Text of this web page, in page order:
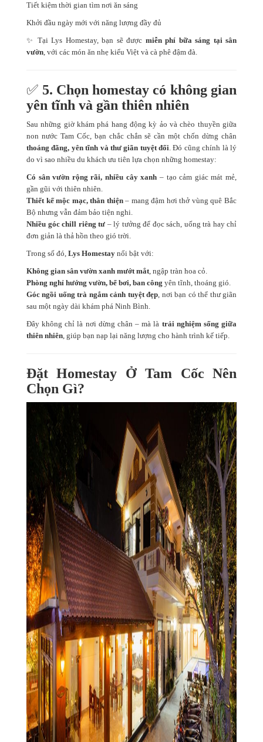
Tiết kiệm thời gian tìm nơi ăn sáng
Khởi đầu ngày mới với năng lượng đầy đủ
✨ Tại Lys Homestay, bạn sẽ được miễn phí bữa sáng tại sân
vườn, với các món ăn nhẹ kiểu Việt và cà phê đậm đà.
✅ 5. Chọn homestay có không gian
yên tĩnh và gần thiên nhiên
Sau những giờ khám phá hang động kỳ ảo và chèo thuyền giữa
non nước Tam Cốc, bạn chắc chắn sẽ cần một chốn dừng chân
thoáng đãng, yên tĩnh và thư giãn tuyệt đối. Đó cũng chính là lý
do vì sao nhiều du khách ưu tiên lựa chọn những homestay:
Có sân vườn rộng rãi, nhiều cây xanh – tạo cảm giác mát mẻ,
gần gũi với thiên nhiên.
Thiết kế mộc mạc, thân thiện– mang đậm hơi thở vùng quê Bắc
Bộ nhưng vẫn đảm bảo tiện nghi.
Nhiều góc chill riêng tư – lý tưởng để đọc sách, uống trà hay chỉ
đơn giản là thả hồn theo gió trời.
Trong số đó, Lys Homestay nổi bật với:
Không gian sân vườn xanh mướt mắt, ngập tràn hoa cỏ.
Phòng nghỉ hướng vườn, bể bơi, ban công yên tĩnh, thoáng gió.
Góc ngồi uống trà ngắm cảnh tuyệt đẹp, nơi bạn có thể thư giãn
sau một ngày dài khám phá Ninh Bình.
Đây không chỉ là nơi dừng chân – mà là trải nghiệm sống giữa
thiên nhiên, giúp bạn nạp lại năng lượng cho hành trình kế tiếp.
Đặt Homestay Ở Tam Cốc Nên
Chọn Gì?